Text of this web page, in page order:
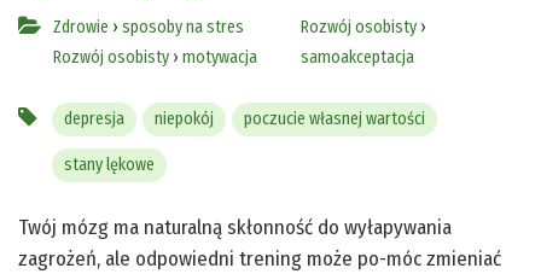
Zdrowie › sposoby na stres
Rozwój osobisty › motywacja
Rozwój osobisty›
samoakceptacja
depresja niepokój poczucie własnej wartości
stany lękowe
Twój mózg ma naturalną skłonność do wyłapywania
zagrożeń, ale odpowiedni trening może po-móc zmieniać